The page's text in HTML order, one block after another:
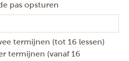
pas opsturen
termijnen (tot 16 lessen)
termijnen (vanaf 16